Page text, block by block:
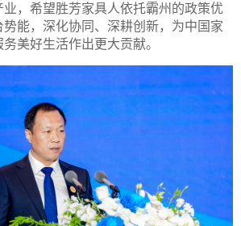
，希望胜芳家具人依托霸州的政策优
能，深化协同、深耕创新，为中国家
美好生活作出更大贡献。